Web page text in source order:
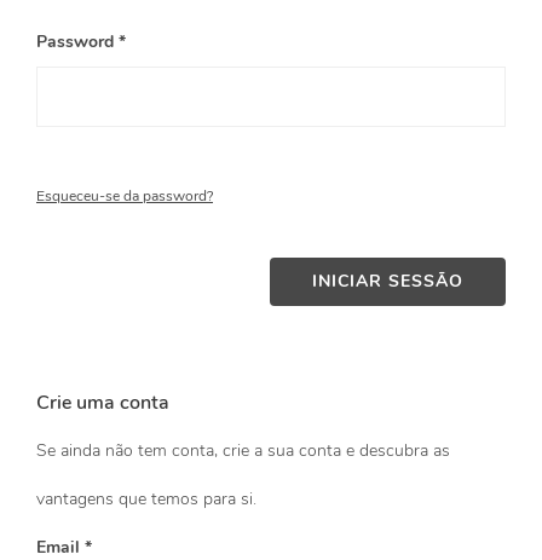
Password *
Esqueceu-se da password?
INICIAR SESSÃO
Crie uma conta
Se ainda não tem conta, crie a sua conta e descubra as
vantagens que temos para si.
Email *